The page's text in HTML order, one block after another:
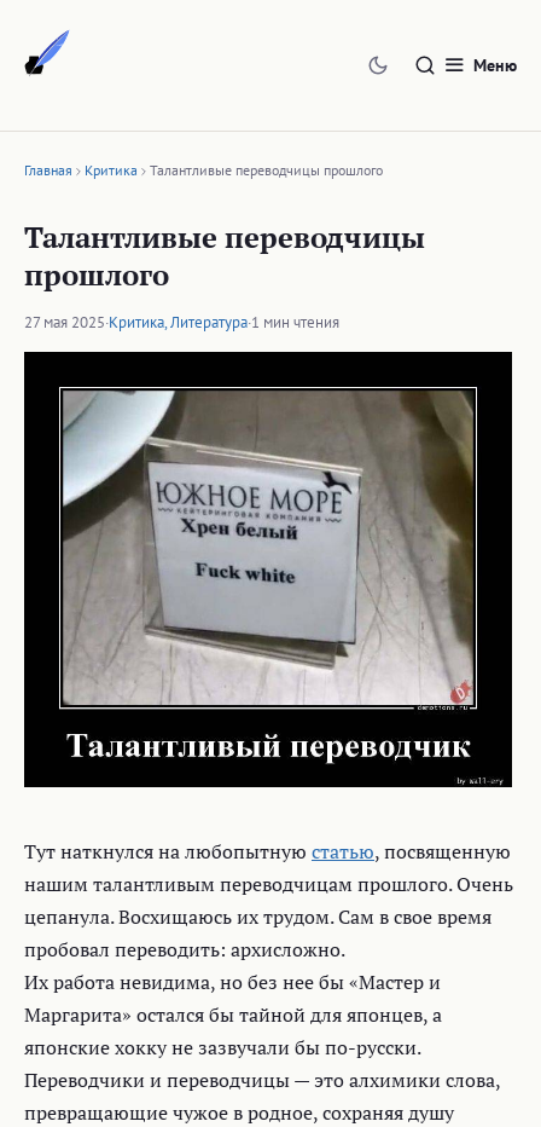
содержимому
Меню
Главная Критика Талантливые переводчицы прошлого
Талантливые переводчицы
прошлого
27 мая 2025·Критика,Литература·1 мин чтения
Тут наткнулся на любопытную статью, посвященную
нашим талантливым переводчицам прошлого. Очень
цепанула. Восхищаюсь их трудом. Сам в свое время
пробовал переводить: архисложно.
Их работа невидима, но без нее бы «Мастер и
Маргарита» остался бы тайной для японцев, а
японские хокку не зазвучали бы по-русски.
Переводчики и переводчицы — это алхимики слова,
превращающие чужое в родное, сохраняя душу